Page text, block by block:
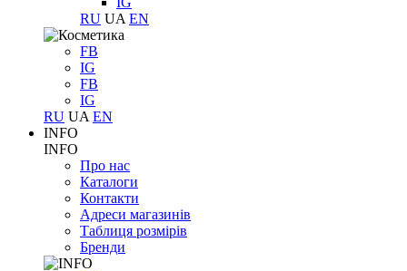
RU UA EN
FB
IG
FB
IG
RU UA EN
INFO
INFO
Про нас
Каталоги
Контакти
Адреси магазинів
Таблиця розмірів
Бренди